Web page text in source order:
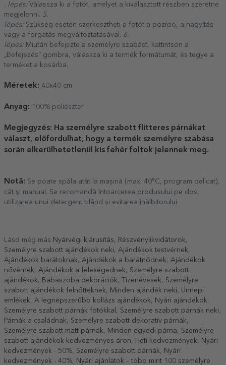
. lépés: Válassza ki a fotót, amelyet a kiválasztott részben szeretne
megjelenni. 5.
lépés: Szükség esetén szerkesztheti a fotót a pozíció, a nagyítás
vagy a forgatás megváltoztatásával. 6.
lépés: Miután befejezte a személyre szabást, kattintson a
„Befejezés” gombra, válassza ki a termék formátumát, és tegye a
terméket a kosárba.
Méretek: 40x40 cm
Anyag: 100% poliészter
Megjegyzés: Ha személyre szabott flitteres párnákat
választ, előfordulhat, hogy a termék személyre szabása
során elkerülhetetlenül kis fehér foltok jelennek meg.
Notă: Se poate spăla atât la mașină (max. 40°C, program delicat),
cât și manual. Se recomandă întoarcerea produsului pe dos,
utilizarea unui detergent blând și evitarea înălbitorului
Lásd még más Nyárvégi kiárusítás, Részvénylikvidátorok,
Személyre szabott ajándékok neki, Ajándékok testvérnek,
Ajándékok barátoknak, Ajándékok a barátnődnek, Ajándékok
nővérnek, Ajándékok a feleségednek, Személyre szabott
ajándékok, Babaszoba dekorációk, Tizenévesek, Személyre
szabott ajándékok felnőtteknek, Minden ajándék neki, Ünnepi
emlékek, A legnépszerűbb kollázs ajándékok, Nyári ajándékok,
Személyre szabott párnák fotókkal , Személyre szabott párnák neki,
Párnák a családnak, Személyre szabott dekoratív párnák,
Személyre szabott matt párnák, Minden egyedi párna, Személyre
szabott ajándékok kedvezményes áron, Heti kedvezmények, Nyári
kedvezmények - 50%, Személyre szabott párnák, Nyári
kedvezmények - 40%, Nyári ajánlatok – több mint 100 személyre